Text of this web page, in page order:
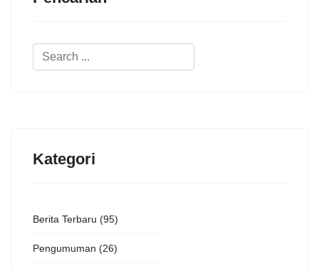
Kategori
Berita Terbaru (95)
Pengumuman (26)